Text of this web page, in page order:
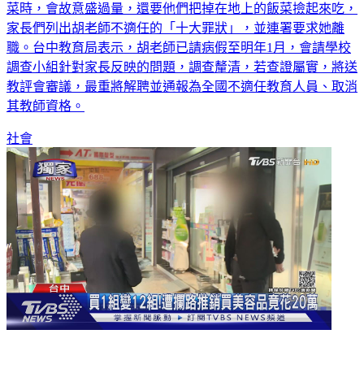
菜時，會故意盛過量，還要他們把掉在地上的飯菜撿起來吃，
家長們列出胡老師不適任的「十大罪狀」，並連署要求她離
職。台中教育局表示，胡老師已請病假至明年1月，會請學校
調查小組針對家長反映的問題，調查釐清，若查證屬實，將送
教評會審議，最重將解聘並通報為全國不適任教育人員、取消
其教師資格。
社會